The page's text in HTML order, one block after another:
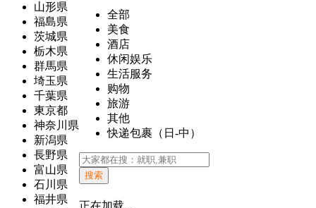
山形県
福島県
茨城県
栃木県
群馬県
埼玉県
千葉県
東京都
神奈川県
新潟県
長野県
富山県
石川県
福井県
全部
美食
酒店
休闲娱乐
生活服务
购物
旅游
其他
快递包裹（日-中）
搜索
正在加载...